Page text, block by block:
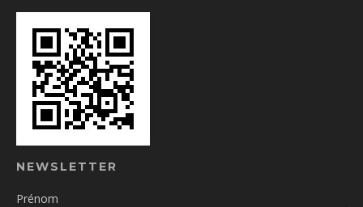
NEWSLETTER
Prénom